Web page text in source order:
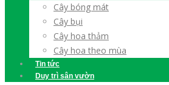
Cây bóng mát
Cây bụi
Cây hoa thảm
Cây hoa theo mùa
Tin tức
Duy trì sân vườn